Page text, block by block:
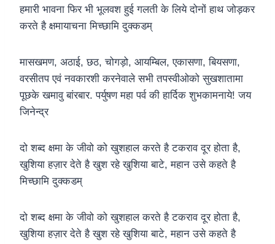
हमारी भावना फिर भी भूलवश हुई गलती के लिये दोनों हाथ जोड़कर
करते है क्षमायाचना मिच्छामि दुक्कडम्
मासखमण, अठाई, छठ, चोगड़ो, आयम्बिल, एकासणा, बियसणा,
वरसीतप एवं नवकारशी करनेवाले सभी तपस्वीओको सुखशातामा
पूछके खमावु बांरबार. पर्युषण महा पर्व की हार्दिक शुभकामनाये! जय
जिनेन्द्र
दो शब्द क्षमा के जीवो को खुशहाल करते है टकराव दूर होता है,
खुशिया हज़ार देते है खुश रहे खुशिया बाटे, महान उसे कहते है
मिच्छामि दुक्कडम्
दो शब्द क्षमा के जीवो को खुशहाल करते है टकराव दूर होता है,
खुशिया हज़ार देते है खुश रहे खुशिया बाटे, महान उसे कहते है